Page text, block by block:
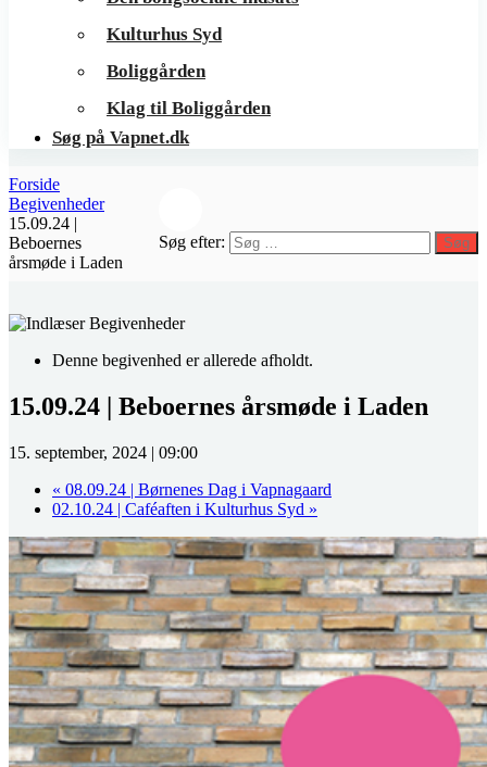
Kulturhus Syd
Boliggården
Klag til Boliggården
Søg på Vapnet.dk
Søg efter: Søg
Forside
Begivenheder
15.09.24 |
Beboernes
årsmøde i Laden
Denne begivenhed er allerede afholdt.
15.09.24 | Beboernes årsmøde i Laden
15. september, 2024 | 09:00
« 08.09.24 | Børnenes Dag i Vapnagaard
02.10.24 | Caféaften i Kulturhus Syd »